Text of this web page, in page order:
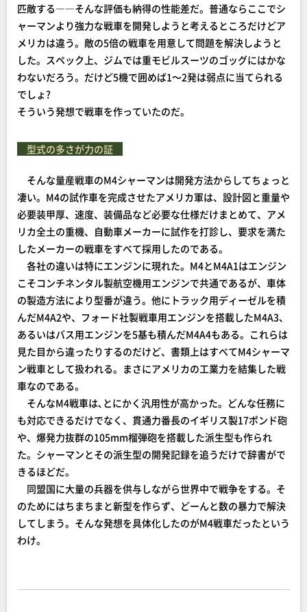
匹敵する――そんな評価も納得の性能差だ。普通ならここでシ
ャーマンより強力な戦車を開発しようと考えるところだけどア
メリカは違う。敵の5倍の戦車を用意して問題を解決しようと
した。スペック上、ジムでは重モビルスーツのゴッグにはかな
わないだろう。だけど5機で囲めば1～2発は弱点に当てられる
でしょ?
そういう発想で戦車を作っていたのだ。
型式の多さが力の証
そんな量産戦車のM4シャーマンは開発方法からしてちょっと
凄い。M4の試作車を完成させたアメリカ軍は、設計図と重量や
必要装甲厚、速度、装備品など必要な仕様だけまとめて、アメ
リカ全土の重機、自動車メーカーに試作を打診し、要求を満た
したメーカーの戦車をすべて採用したのである。
各社の違いは特にエンジンに現れた。M4とM4A1はエンジン
こそコンチネンタル製航空機用エンジンで共通であるが、車体
の製造方法により型番が違う。他にトラック用ディーゼルを積
んだM4A2や、フォード社製戦車用エンジンを搭載したM4A3、
あるいはバス用エンジンを5基も積んだM4A4もある。これらは
見た目から違ったりするのだけど、書類上はすべてM4シャーマ
ン戦車として扱われる。まさにアメリカの工業力を結集した戦
車なのである。
そんなM4戦車は､とにかく汎用性が高かった。どんな任務に
も対応できるだけでなく、貫通力番長のイギリス製17ポンド砲
や、爆発力抜群の105mm榴弾砲を搭載した派生型も作られ
た。シャーマンとその派生型の開発記録を追うだけで辞書がで
きるほどだ。
同盟国に大量の兵器を供与しながら世界中で戦争をする。そ
のためにはちまちまと新型を作らず、どーんと数の暴力で解決
してしまう。そんな発想を具体化したのがM4戦車だったという
わけ。